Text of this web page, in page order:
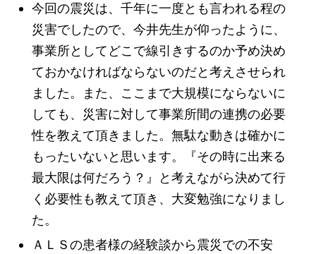
今回の震災は、千年に一度とも言われる程の
災害でしたので、今井先生が仰ったように、
事業所としてどこで線引きするのか予め決め
ておかなければならないのだと考えさせられ
ました。また、ここまで大規模にならないに
しても、災害に対して事業所間の連携の必要
性を教えて頂きました。無駄な動きは確かに
もったいないと思います。『その時に出来る
最大限は何だろう？』と考えながら決めて行
く必要性も教えて頂き、大変勉強になりまし
た。
ＡＬＳの患者様の経験談から震災での不安